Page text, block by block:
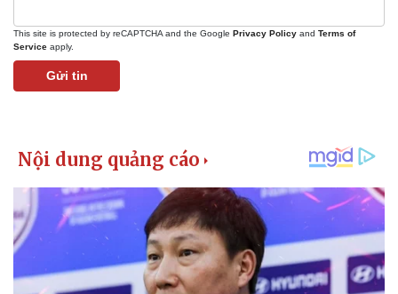
This site is protected by reCAPTCHA and the Google Privacy Policy and Terms of
Service apply.
Gửi tin